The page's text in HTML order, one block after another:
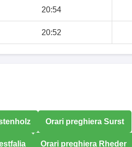
20:54
20:52
Orari preghiera Surst
Orari preghiera Rheder